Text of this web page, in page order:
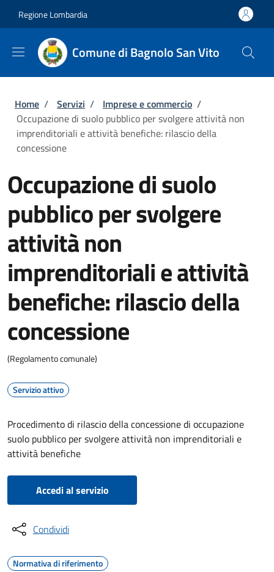
Regione Lombardia
Comune di Bagnolo San Vito
Briciole di pane
Home / Servizi / Imprese e commercio /
Occupazione di suolo pubblico per svolgere attività non
imprenditoriali e attività benefiche: rilascio della
concessione
Occupazione di suolo
pubblico per svolgere
attività non
imprenditoriali e attività
benefiche: rilascio della
concessione
(Regolamento comunale)
Servizio attivo
Procedimento di rilascio della concessione di occupazione
suolo pubblico per svolgere attività non imprenditoriali e
attività benefiche
Accedi al servizio
Condividi
Normativa di riferimento